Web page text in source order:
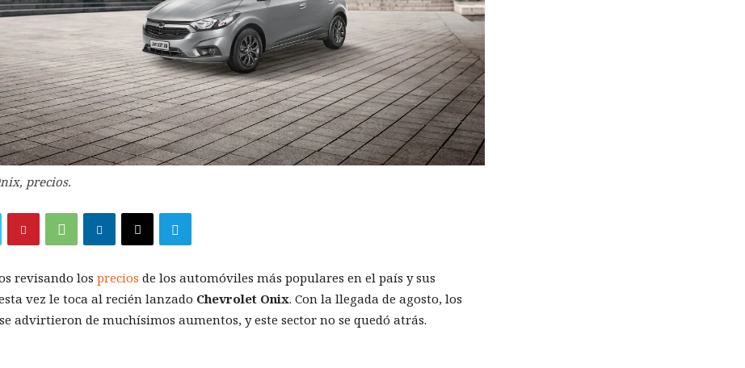
precios.
revisando los precios de los automóviles más populares en el país y sus
vez le toca al recién lanzado Chevrolet Onix. Con la llegada de agosto, los
advirtieron de muchísimos aumentos, y este sector no se quedó atrás.